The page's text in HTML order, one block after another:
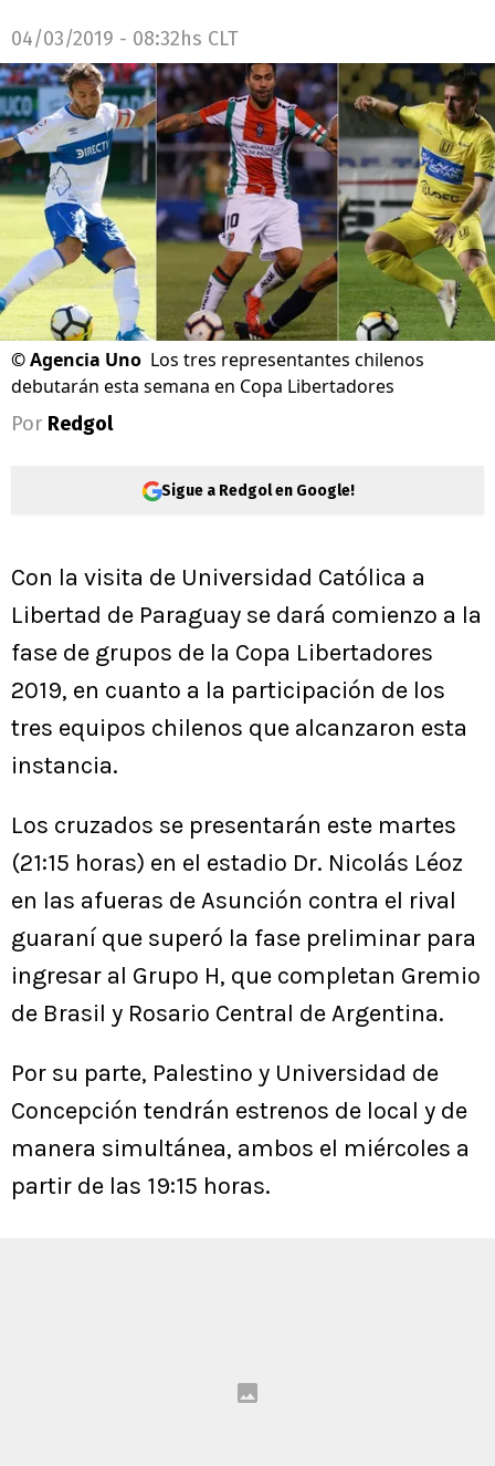
04/03/2019 - 08:32hs CLT
©Agencia Uno Los tres representantes chilenos
debutarán esta semana en Copa Libertadores
Por Redgol
Sigue a Redgol en Google!
Con la visita de Universidad Católica a
Libertad de Paraguay se dará comienzo a la
fase de grupos de la Copa Libertadores
2019, en cuanto a la participación de los
tres equipos chilenos que alcanzaron esta
instancia.
Los cruzados se presentarán este martes
(21:15 horas) en el estadio Dr. Nicolás Léoz
en las afueras de Asunción contra el rival
guaraní que superó la fase preliminar para
ingresar al Grupo H, que completan Gremio
de Brasil y Rosario Central de Argentina.
Por su parte, Palestino y Universidad de
Concepción tendrán estrenos de local y de
manera simultánea, ambos el miércoles a
partir de las 19:15 horas.